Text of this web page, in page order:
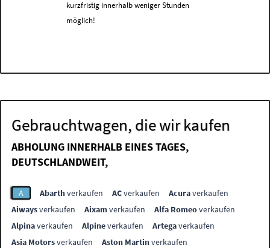
kurzfristig innerhalb weniger Stunden
möglich!
Gebrauchtwagen, die wir kaufen
ABHOLUNG INNERHALB EINES TAGES,
DEUTSCHLANDWEIT,
A Abarthverkaufen ACverkaufen Acuraverkaufen
Aiwaysverkaufen Aixamverkaufen Alfa Romeoverkaufen
Alpinaverkaufen Alpineverkaufen Artegaverkaufen
Asia Motorsverkaufen Aston Martinverkaufen